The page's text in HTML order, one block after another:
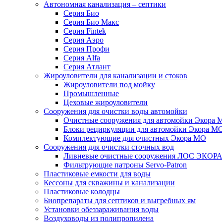
Автономная канализация – септики
Серия Био
Серия Био Макс
Серия Fintek
Серия Аэро
Серия Профи
Серия Alfa
Серия Атлант
Жироуловители для канализации и стоков
Жироуловители под мойку
Промышленные
Цеховые жироуловители
Сооружения для очистки воды автомойки
Очистные сооружения для автомойки Экора
Блоки рециркуляции для автомойки Экора
Комплектующие для очистных Экора МО
Сооружения для очистки сточных вод
Ливневые очистные сооружения ЛОС ЭКОРА
Фильтрующие патроны Servo-Patron
Пластиковые емкости для воды
Кессоны для скважины и канализации
Пластиковые колодцы
Биопрепараты для септиков и выгребных ям
Установки обеззараживания воды
Воздуховоды из полипропилена